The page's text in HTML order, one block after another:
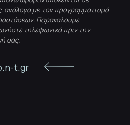
ανάλογα με τον προγραμματισμό
Παρακαλούμε
τηλεφωνικά πριν την
σας.
t.gr